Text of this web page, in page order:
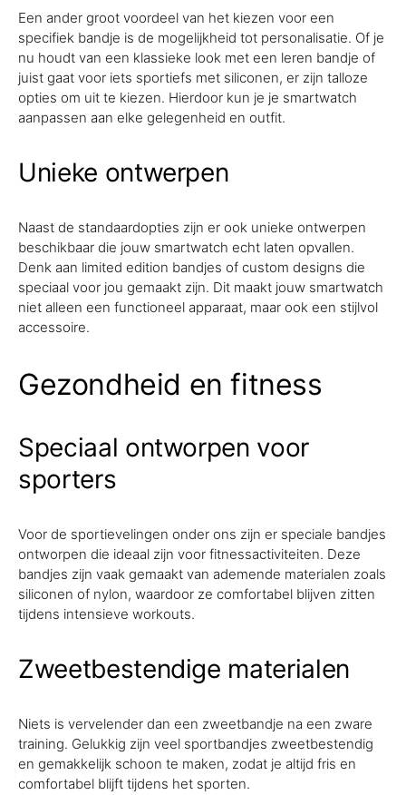
Een ander groot voordeel van het kiezen voor een
specifiek bandje is de mogelijkheid tot personalisatie. Of je
nu houdt van een klassieke look met een leren bandje of
juist gaat voor iets sportiefs met siliconen, er zijn talloze
opties om uit te kiezen. Hierdoor kun je je smartwatch
aanpassen aan elke gelegenheid en outfit.
Unieke ontwerpen
Naast de standaardopties zijn er ook unieke ontwerpen
beschikbaar die jouw smartwatch echt laten opvallen.
Denk aan limited edition bandjes of custom designs die
speciaal voor jou gemaakt zijn. Dit maakt jouw smartwatch
niet alleen een functioneel apparaat, maar ook een stijlvol
accessoire.
Gezondheid en fitness
Speciaal ontworpen voor
sporters
Voor de sportievelingen onder ons zijn er speciale bandjes
ontworpen die ideaal zijn voor fitnessactiviteiten. Deze
bandjes zijn vaak gemaakt van ademende materialen zoals
siliconen of nylon, waardoor ze comfortabel blijven zitten
tijdens intensieve workouts.
Zweetbestendige materialen
Niets is vervelender dan een zweetbandje na een zware
training. Gelukkig zijn veel sportbandjes zweetbestendig
en gemakkelijk schoon te maken, zodat je altijd fris en
comfortabel blijft tijdens het sporten.